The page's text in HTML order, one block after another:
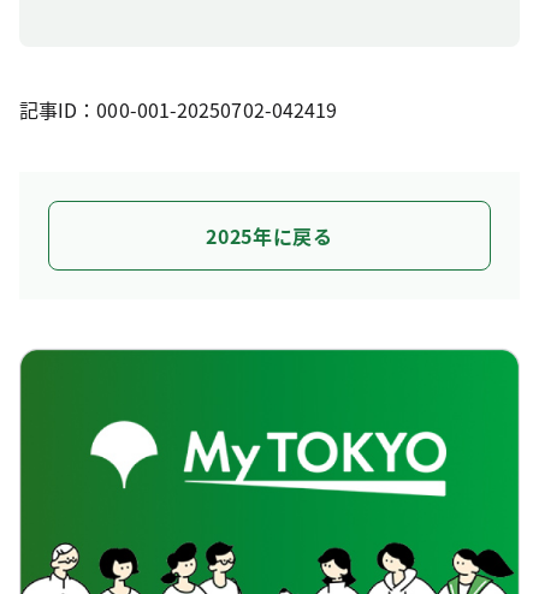
記事ID：000-001-20250702-042419
2025年に戻る